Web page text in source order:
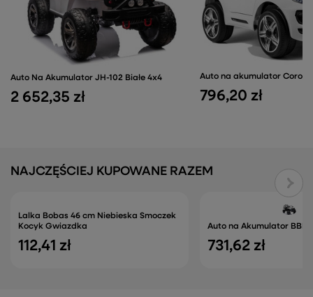
Auto Na Akumulator JH-102 Białe 4x4
2 652,35 zł
Auto na akumulator
796,20 zł
NAJCZĘŚCIEJ KUPOWANE RAZEM
Lalka Bobas 46 cm Niebieska Smoczek
Kocyk Gwiazdka
112,41 zł
Auto na Akumulator BBH-
731,62 zł